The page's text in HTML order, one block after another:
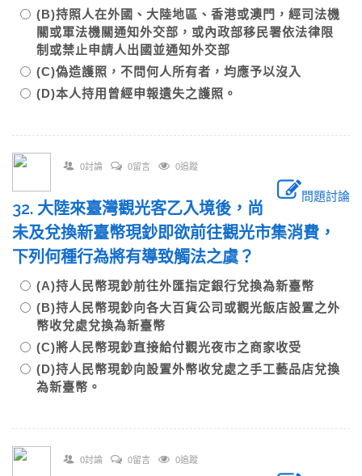
(B)持照人在外國、大陸地區、香港或澳門，經司法機
關或軍法機關通知外交部，或內政部移民署依法律限
制或禁止申請人出國並通知外交部
(C)偽造護照，不問何人所有者，均應予以沒入
(D)本人持用曾經申報遺失之護照。
0討論 0留言 0追蹤
問題討論
32. 大陸來臺灣觀光客乙入境後，尚
未及兌換新臺幣現鈔即欲前往觀光市集消費，
下列何種行為將有導致觸法之虞？
(A)持人民幣現鈔前往外匯指定銀行兌換為新臺幣
(B)持人民幣現鈔向各大百貨公司或觀光飯店設置之外
幣收兌處兌換為新臺幣
(C)將人民幣現鈔直接給付觀光夜市之商家收受
(D)持人民幣現鈔向設置外幣收兌處之手工藝品店兌換
為新臺幣。
0討論 0留言 0追蹤